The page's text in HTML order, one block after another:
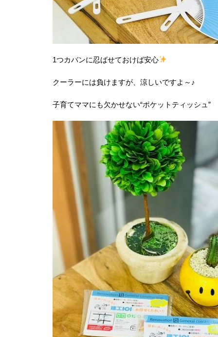
1つカバンに忍ばせておけば安心
クーラーには負けますが、涼しいですよ～♪
子育てママにも欠かせない“ポケットティッシュ”